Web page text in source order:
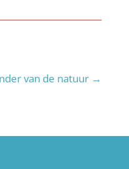
van de natuur →